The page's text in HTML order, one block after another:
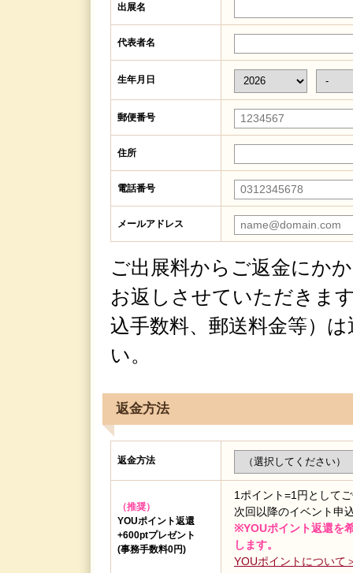
出展名
代表者名
生年月日
郵便番号
住所
電話番号
メールアドレス
ご出展料からご返金にか
お返しさせていただきま
込手数料、郵送料金等）
い。
返金方法
返金方法
（推奨）
YOUポイント返還
+600ptプレゼント
(事務手数料0円)
1ポイント=1円として
次回以降のイベント申
※YOUポイント返還を
します。
YOUポイントについて